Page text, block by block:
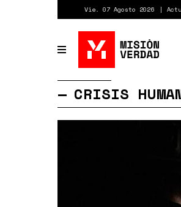
Vie. 07 Agosto 2026
Toggle
navigation
CRISIS